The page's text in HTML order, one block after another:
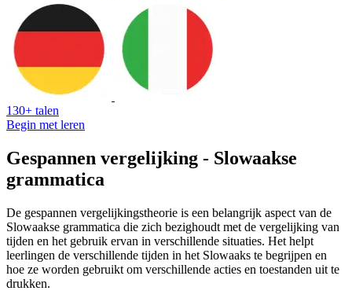
130+ talen
Begin met leren
Gespannen vergelijking - Slowaakse
grammatica
De gespannen vergelijkingstheorie is een belangrijk aspect van de
Slowaakse grammatica die zich bezighoudt met de vergelijking van
tijden en het gebruik ervan in verschillende situaties. Het helpt
leerlingen de verschillende tijden in het Slowaaks te begrijpen en
hoe ze worden gebruikt om verschillende acties en toestanden uit te
drukken.